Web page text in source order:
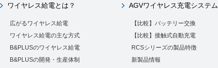
ワイヤレス給電とは？
広がるワイヤレス給電
ワイヤレス給電の主な方式
B&PLUSのワイヤレス給電
B&PLUSの開発・生産体制
AGVワイヤレス充電システム
【比較】バッテリー交換
【比較】接触式自動充電
RCSシリーズの製品特徴
新製品情報